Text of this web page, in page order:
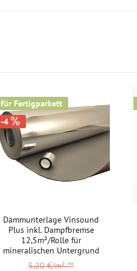
für Fertigparkett
-4
Dämmunterlage Vinsound
Plus inkl. Dampfbremse
12,5m²/Rolle für
mineralischen Untergrund
5,20 €/m²**